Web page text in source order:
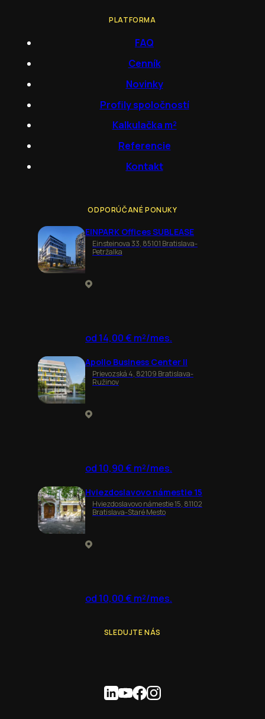
PLATFORMA
FAQ
Cenník
Novinky
Profily spoločností
Kalkulačka m²
Referencie
Kontakt
ODPORÚČANÉ PONUKY
EINPARK Offices SUBLEASE
Einsteinova 33, 85101 Bratislava-
Petržalka
od 14,00 € m²/mes.
Apollo Business Center II
Prievozská 4, 82109 Bratislava-
Ružinov
od 10,90 € m²/mes.
Hviezdoslavovo námestie 15
Hviezdoslavovo námestie 15, 81102
Bratislava-Staré Mesto
od 10,00 € m²/mes.
SLEDUJTE NÁS